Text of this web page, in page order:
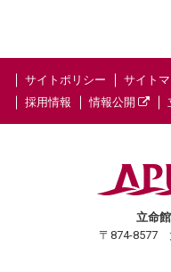
サイトポリシー サイト
採用情報
情報公開
立命
〒874-8577